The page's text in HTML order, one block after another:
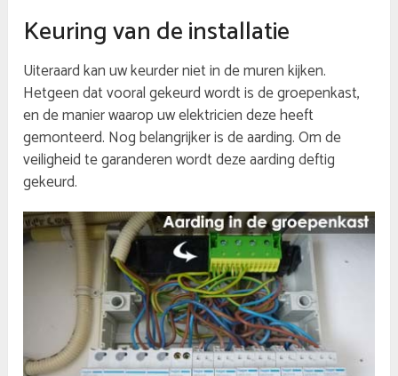
Keuring van de installatie
Uiteraard kan uw keurder niet in de muren kijken.
Hetgeen dat vooral gekeurd wordt is de groepenkast,
en de manier waarop uw elektricien deze heeft
gemonteerd. Nog belangrijker is de aarding. Om de
veiligheid te garanderen wordt deze aarding deftig
gekeurd.